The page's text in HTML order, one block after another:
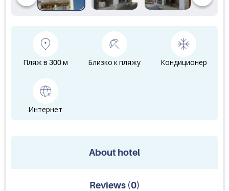
Пляж в 300 м Близко к пляжу Кондиционер
Интернет
About hotel
Reviews(0)